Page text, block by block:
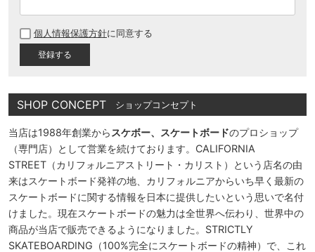
須
個人情報保護方針に同意する
SHOP CONCEPT ショップコンセプト
当店は1988年創業から スケボー、スケートボードのプロショップ
（専門店）として営業を続けております。CALIFORNIA
STREET（カリフォルニアストリート・カリスト）という店名の由
来はスケートボード発祥の地、カリフォルニアからいち早く最新の
スケートボードに関する情報を日本に提供したいという思いで名付
けました。現在スケートボードの魅力は全世界へ伝わり、世界中の
商品が当店で販売できるようになりました。STRICTLY
SKATEBOARDING（100%完全にスケートボードの精神）で、これ